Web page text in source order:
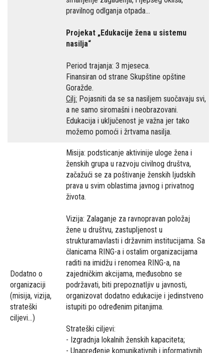
pravilnog odlganja otpada...
Projekat „Edukacije žena u sistemu
nasilja“
Period trajanja: 3 mjeseca.
Finansiran od strane Skupštine opštine
Goražde.
Cilj: Pojasniti da se sa nasiljem suočavaju svi,
a ne samo siromašni i neobrazovani.
Edukacija i uključenost je važna jer tako
možemo pomoći i žrtvama nasilja.
Dodatno o
organizaciji
(misija, vizija,
strateški
ciljevi...)
Misija: podsticanje aktivinije uloge žena i
ženskih grupa u razvoju civilnog društva,
začažući se za poštivanje ženskih ljudskih
prava u svim oblastima javnog i privatnog
života.
Vizija: Zalaganje za ravnopravan položaj
žene u društvu, zastupljenost u
strukturamavlasti i državnim institucijama. Sa
članicama RING-a i ostalim organizacijama
raditi na imidžu i renomea RING-a, na
zajedničkim akcijama, međusobno se
podržavati, biti prepoznatljiv u javnosti,
organizovat dodatno edukacije i jedinstveno
istupiti po određenim pitanjima.
Strateški ciljevi:
- Izgradnja lokalnih ženskih kapaciteta;
- Unapređenje komunikativnih i informativnih